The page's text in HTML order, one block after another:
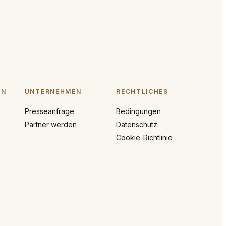
UNTERNEHMEN
Presseanfrage
Partner werden
RECHTLICHES
Bedingungen
Datenschutz
Cookie-Richtlinie